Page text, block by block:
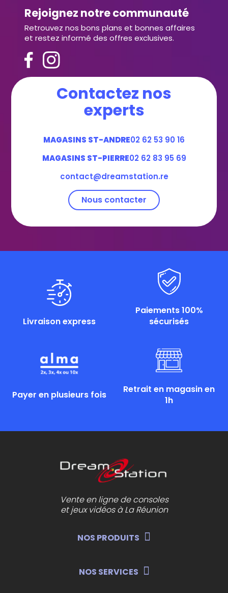
Rejoignez notre communauté
Retrouvez nos bons plans et bonnes affaires
et restez informé des offres exclusives.
Contactez nos
experts
MAGASINS ST-ANDRE02 62 53 90 16
MAGASINS ST-PIERRE02 62 83 95 69
contact@dreamstation.re
Nous contacter
Livraison express
Paiements 100%
sécurisés
Payer en plusieurs fois
Retrait en magasin en
1h
Vente en ligne de consoles
et jeux vidéos à La Réunion
NOS PRODUITS
NOS SERVICES